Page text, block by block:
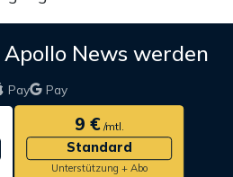
News werden
Pay Pay
9 €/mtl.
Standard
Unterstützung + Abo